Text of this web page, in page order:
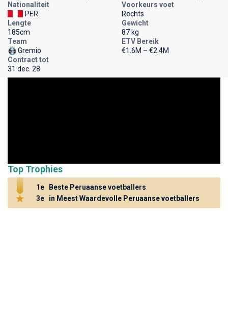
Nationaliteit
PER
Voorkeurs voet
Rechts
Lengte
185cm
Gewicht
87 kg
Team
Gremio
ETV Bereik
€1.6M – €2.4M
Contract tot
31 dec. 28
Top Trophies
1e
Beste Peruaanse voetballers
3e
in Meest Waardevolle Peruaanse voetballers